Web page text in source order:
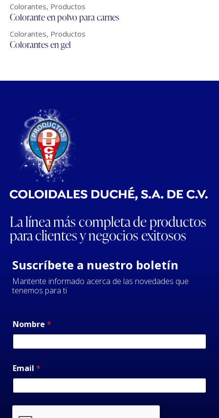
Colorantes, Productos
Colorante en polvo para carnes
Colorantes, Productos
Colorantes en gel
La línea más completa de productos
para clientes y negocios exitosos
Suscríbete a nuestro boletín
Mantente informado acerca de las novedades que
tenemos para ti
Nombre *
Email *